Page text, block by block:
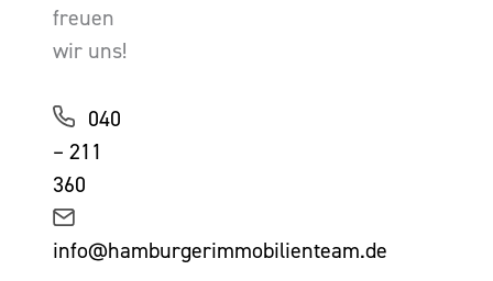
freuen
wir uns!
040
– 211
360
info@hamburgerimmobilienteam.de